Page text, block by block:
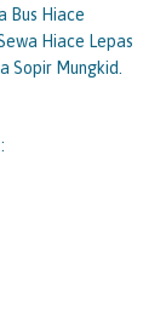
Bus Hiace
Hiace Lepas
Sopir Mungkid.